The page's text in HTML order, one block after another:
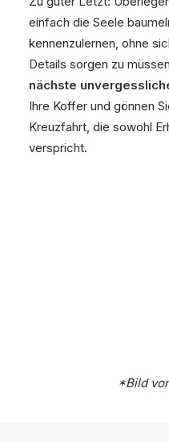
einfach die Seele
kennenzulernen, ohne
Details sorgen zu
nächste
Ihre Koffer und gönnen
Kreuzfahrt, die sowohl
verspricht.
*Bild